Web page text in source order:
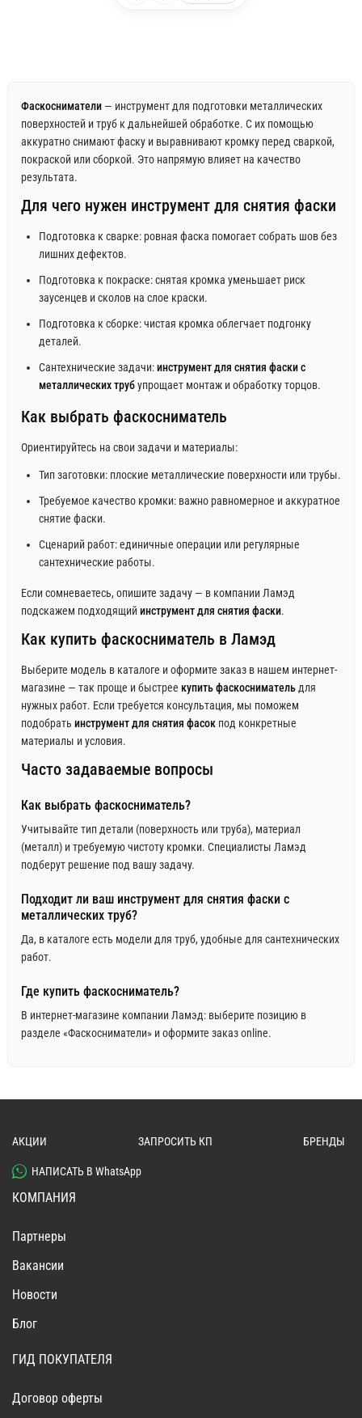
Фаскосниматели— инструмент для подготовки металлических
поверхностей и труб к дальнейшей обработке. С их помощью
аккуратно снимают фаску и выравнивают кромку перед сваркой,
покраской или сборкой. Это напрямую влияет на качество
результата.
Для чего нужен инструмент для снятия фаски
Подготовка к сварке: ровная фаска помогает собрать шов без
лишних дефектов.
Подготовка к покраске: снятая кромка уменьшает риск
заусенцев и сколов на слое краски.
Подготовка к сборке: чистая кромка облегчает подгонку
деталей.
Сантехнические задачи:инструмент для снятия фаски с
металлических трубупрощает монтаж и обработку торцов.
Как выбрать фаскосниматель
Ориентируйтесь на свои задачи и материалы:
Тип заготовки: плоские металлические поверхности или трубы.
Требуемое качество кромки: важно равномерное и аккуратное
снятие фаски.
Сценарий работ: единичные операции или регулярные
сантехнические работы.
Если сомневаетесь, опишите задачу — в компании Ламэд
подскажем подходящий инструмент для снятия фаски.
Как купить фаскосниматель в Ламэд
Выберите модель в каталоге и оформите заказ в нашем интернет-
магазине — так проще и быстрее купить фаскоснимательдля
нужных работ. Если требуется консультация, мы поможем
подобрать инструмент для снятия фасокпод конкретные
материалы и условия.
Часто задаваемые вопросы
Как выбрать фаскосниматель?
Учитывайте тип детали (поверхность или труба), материал
(металл) и требуемую чистоту кромки. Специалисты Ламэд
подберут решение под вашу задачу.
Подходит ли ваш инструмент для снятия фаски с
металлических труб?
Да, в каталоге есть модели для труб, удобные для сантехнических
работ.
Где купить фаскосниматель?
В интернет-магазине компании Ламэд: выберите позицию в
разделе «Фаскосниматели» и оформите заказ online.
АКЦИИ ЗАПРОСИТЬ КП БРЕНДЫ
НАПИСАТЬ В WhatsApp
КОМПАНИЯ
Партнеры
Вакансии
Новости
Блог
ГИД ПОКУПАТЕЛЯ
Договор оферты